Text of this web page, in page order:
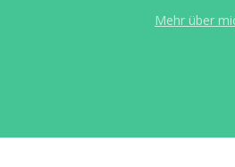
Mehr über